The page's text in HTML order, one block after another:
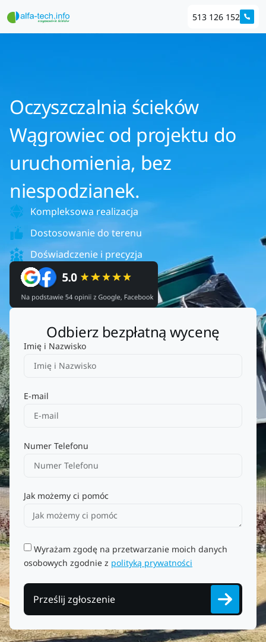
513 126 152
Oczyszczalnia ścieków
Wągrowiec od projektu do
uruchomienia, bez
niespodzianek.
Kompleksowa realizacja
Dostosowanie do terenu
Doświadczenie i precyzja
Odbierz bezpłatną wycenę
Imię i Nazwisko
E-mail
Numer Telefonu
Jak możemy ci pomóc
Wyrażam zgodę na przetwarzanie moich danych
osobowych zgodnie z polityką prywatności
Prześlij zgłoszenie